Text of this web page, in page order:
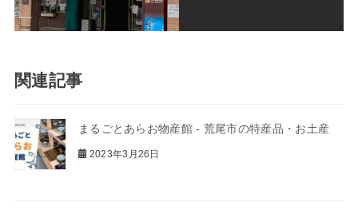
関連記事
まるごとあらお物産館 - 荒尾市の特産品・お土産
2023年3月26日